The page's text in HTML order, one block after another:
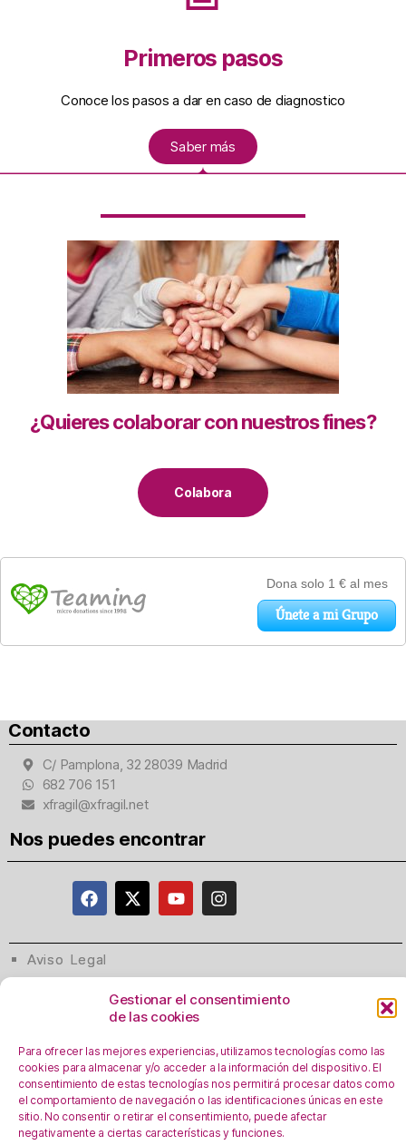
Gestionar el consentimiento
de las cookies
Para ofrecer las mejores experiencias, utilizamos tecnologías como las
cookies para almacenar y/o acceder a la información del dispositivo. El
consentimiento de estas tecnologías nos permitirá procesar datos como
el comportamiento de navegación o las identificaciones únicas en este
sitio. No consentir o retirar el consentimiento, puede afectar
negativamente a ciertas características y funciones.
Primeros pasos
Conoce los pasos a dar en caso de diagnostico
Saber más
¿Quieres colaborar con nuestros fines?
Colabora
Contacto
C/ Pamplona, 32 28039 Madrid
682 706 151
xfragil@xfragil.net
Nos puedes encontrar
Aviso Legal
Registro Actividades como responsables del
Política de Cookies
Personalizar Cookies